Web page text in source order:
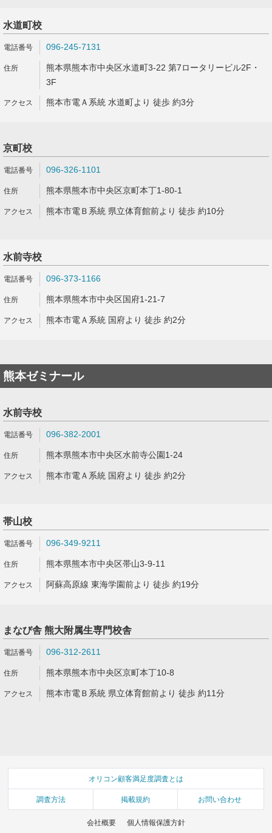
水道町校
096-245-7131
熊本県熊本市中央区水道町3-22 第7ロータリービル2F・
3F
熊本市電Ａ系統 水道町より 徒歩 約3分
京町校
096-326-1101
熊本県熊本市中央区京町本丁1-80-1
熊本市電Ｂ系統 県立体育館前より 徒歩 約10分
水前寺校
096-373-1166
熊本県熊本市中央区国府1-21-7
熊本市電Ａ系統 国府より 徒歩 約2分
熊本ゼミナール
水前寺校
096-382-2001
熊本県熊本市中央区水前寺公園1-24
熊本市電Ａ系統 国府より 徒歩 約2分
帯山校
096-349-9211
熊本県熊本市中央区帯山3-9-11
阿蘇高原線 東海学園前より 徒歩 約19分
まなび舎 熊大附属生専門校舎
096-312-2611
熊本県熊本市中央区京町本丁10-8
熊本市電Ｂ系統 県立体育館前より 徒歩 約11分
オリコン顧客満足度調査とは
調査方法 掲載規約 お問い合わせ
会社概要 個人情報保護方針